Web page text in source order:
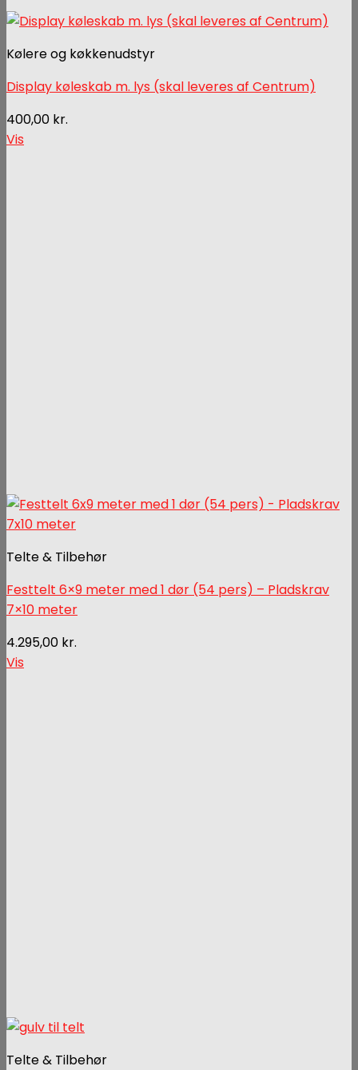
Kølere og køkkenudstyr
Display køleskab m. lys (skal leveres af Centrum)
400,00 kr.
Vis
Telte & Tilbehør
Festtelt 6×9 meter med 1 dør (54 pers) – Pladskrav
7×10 meter
4.295,00 kr.
Vis
Telte & Tilbehør